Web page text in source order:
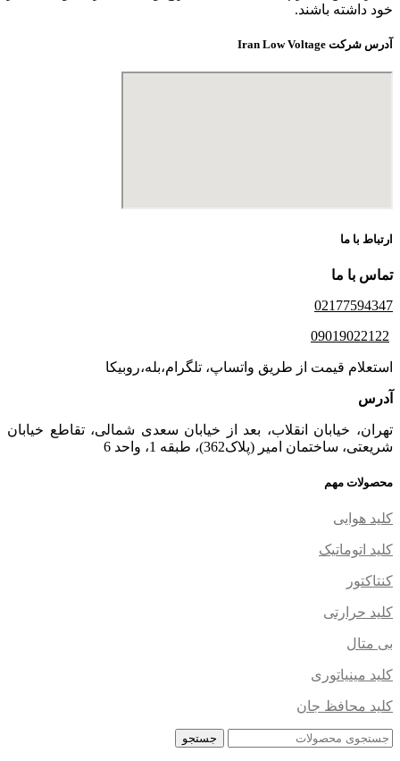
خود داشته باشند.
آدرس شرکت Iran Low Voltage
ارتباط با ما
تماس با ما
02177594347
09019022122
استعلام قیمت از طریق واتساپ، تلگرام،بله،روبیکا
آدرس
تهران، خیابان انقلاب، بعد از خیابان سعدی شمالی، تقاطع خیابان
شریعتی، ساختمان امیر (پلاک362)، طبقه 1، واحد 6
محصولات مهم
کلید هوایی
کلید اتوماتیک
کنتاکتور
کلید حرارتی
بی متال
کلید مینیاتوری
کلید محافظ جان
جستجو